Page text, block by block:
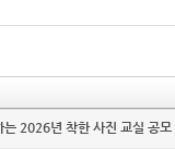
는 2026년 착한 사진 교실 공모